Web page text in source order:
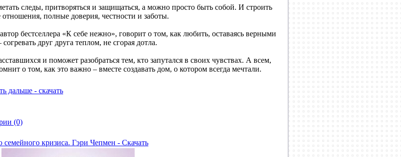
следы, притворяться и защищаться, а можно просто быть собой. И строить
полные доверия, честности и заботы.
бестселлера «К себе нежно», говорит о том, как любить, оставаясь верными
согревать друг друга теплом, не сгорая дотла.
и поможет разобраться тем, кто запутался в своих чувствах. А всем,
о том, как это важно – вместе создавать дом, о котором всегда мечтали.
дальше - скачать
(0)
кризиса. Гэри Чепмен - Скачать